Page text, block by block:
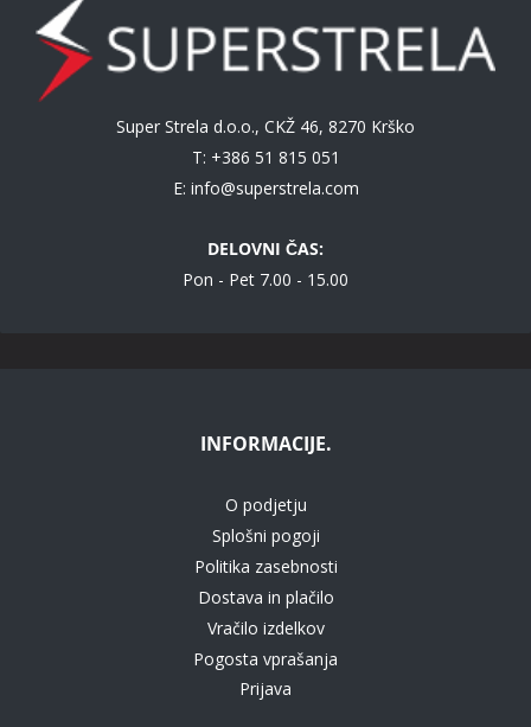
Super Strela d.o.o., CKŽ 46, 8270 Krško
T: +386 51 815 051
E: info@superstrela.com
DELOVNI ČAS:
Pon - Pet 7.00 - 15.00
INFORMACIJE.
O podjetju
Splošni pogoji
Politika zasebnosti
Dostava in plačilo
Vračilo izdelkov
Pogosta vprašanja
Prijava